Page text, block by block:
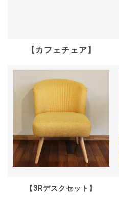
【カフェチェア】
【3Rデスクセット】